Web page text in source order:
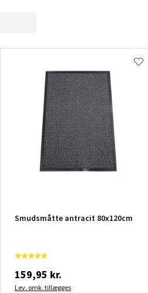
Smudsmåtte antracit 80x120cm
159,95 kr.
Lev. omk. tillægges